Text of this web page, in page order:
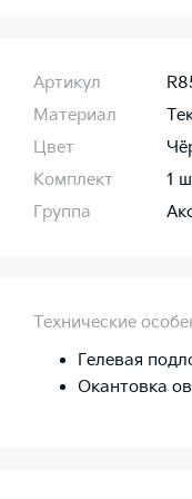
Артикул
Материал
Цвет
Комплект
1
Группа
Технические
Гелевая
Окантовка